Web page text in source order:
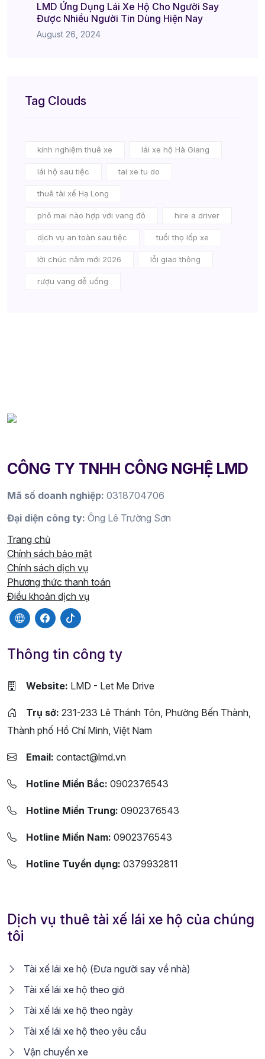
LMD Ứng Dụng Lái Xe Hộ Cho Người Say
Được Nhiều Người Tin Dùng Hiện Nay
August 26, 2024
Tag Clouds
kinh nghiệm thuê xe lái xe hộ Hà Giang
lái hộ sau tiệc tai xe tu do
thuê tài xế Hạ Long
phô mai nào hợp với vang đỏ hire a driver
dịch vụ an toàn sau tiệc tuổi thọ lốp xe
lời chúc năm mới 2026 lỗi giao thông
rượu vang dễ uống
CÔNG TY TNHH CÔNG NGHỆ LMD
Mã số doanh nghiệp: 0318704706
Đại diện công ty: Ông Lê Trường Sơn
Trang chủ
Chính sách bảo mật
Chính sách dịch vụ
Phương thức thanh toán
Điều khoản dịch vụ
Thông tin công ty
Website: LMD - Let Me Drive
Trụ sở: 231-233 Lê Thánh Tôn, Phường Bến Thành,
Thành phố Hồ Chí Minh, Việt Nam
Email: contact@lmd.vn
Hotline Miền Bắc: 0902376543
Hotline Miền Trung: 0902376543
Hotline Miền Nam: 0902376543
Hotline Tuyển dụng: 0379932811
Dịch vụ thuê tài xế lái xe hộ của chúng
tôi
Tài xế lái xe hộ (Đưa người say về nhà)
Tài xế lái xe hộ theo giờ
Tài xế lái xe hộ theo ngày
Tài xế lái xe hộ theo yêu cầu
Vận chuyển xe